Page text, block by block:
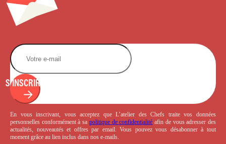
S'INSCRIRE
En vous inscrivant, vous acceptez que L’atelier des Chefs traite vos données
personnelles conformément à sa politique de confidentialité afin de vous adresser des
actualités, nouveautés et offres par email. Vous pouvez vous désabonner à tout
moment grâce au lien inclus dans nos e-mails.